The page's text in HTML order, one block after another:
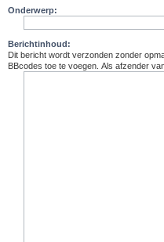
Onderwerp:
Berichtinhoud:
Dit bericht wordt verzonden zonder
BBcodes toe te voegen. Als afzender